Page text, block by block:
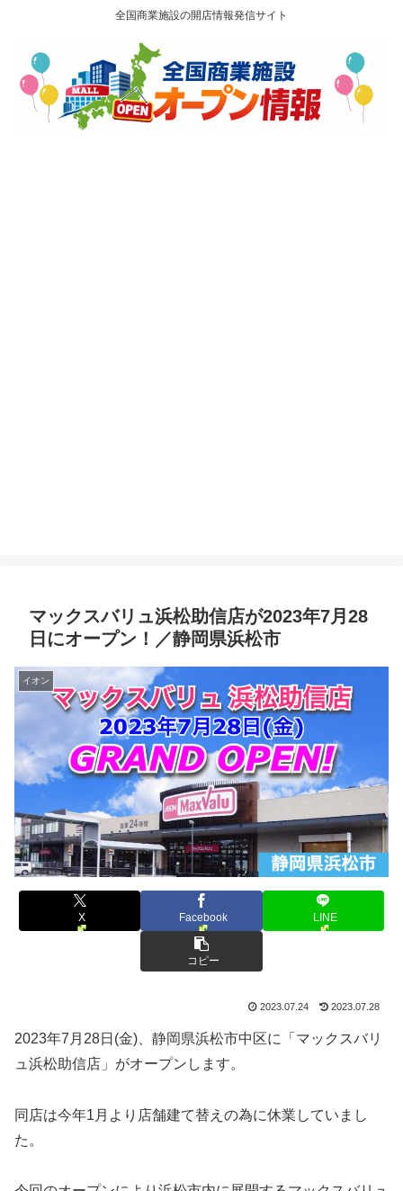
全国商業施設の開店情報発信サイト
マックスバリュ浜松助信店が2023年7月28
日にオープン！／静岡県浜松市
イオン
X Facebook LINE
コピー
2023.07.24 2023.07.28
2023年7月28日(金)、静岡県浜松市中区に「マックスバリ
ュ浜松助信店」がオープンします。
同店は今年1月より店舗建て替えの為に休業していまし
た。